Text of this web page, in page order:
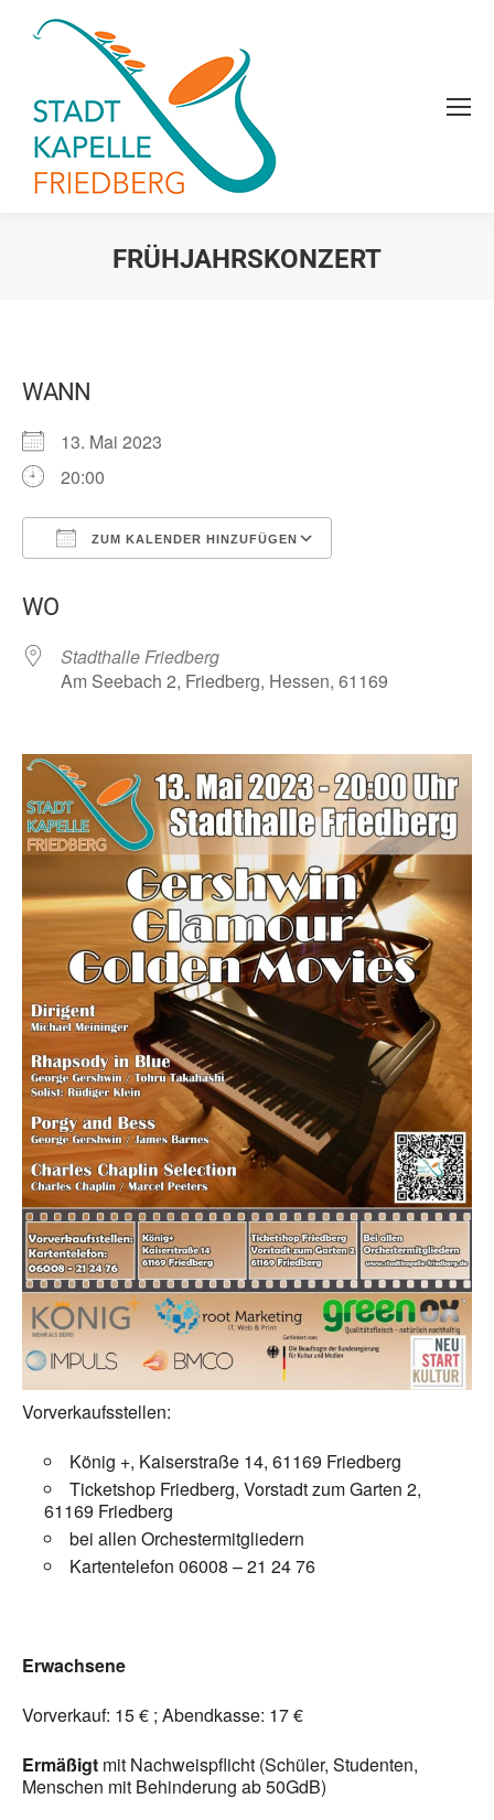
FRÜHJAHRSKONZERT
WANN
13. Mai 2023
20:00
ZUM KALENDER HINZUFÜGEN
WO
Stadthalle Friedberg
Am Seebach 2, Friedberg, Hessen, 61169
Vorverkaufsstellen:
König +, Kaiserstraße 14, 61169 Friedberg
Ticketshop Friedberg, Vorstadt zum Garten 2,
61169 Friedberg
bei allen Orchestermitgliedern
Kartentelefon 06008 – 21 24 76
Erwachsene
Vorverkauf: 15 € ; Abendkasse: 17 €
Ermäßigt mit Nachweispflicht (Schüler, Studenten,
Menschen mit Behinderung ab 50GdB)